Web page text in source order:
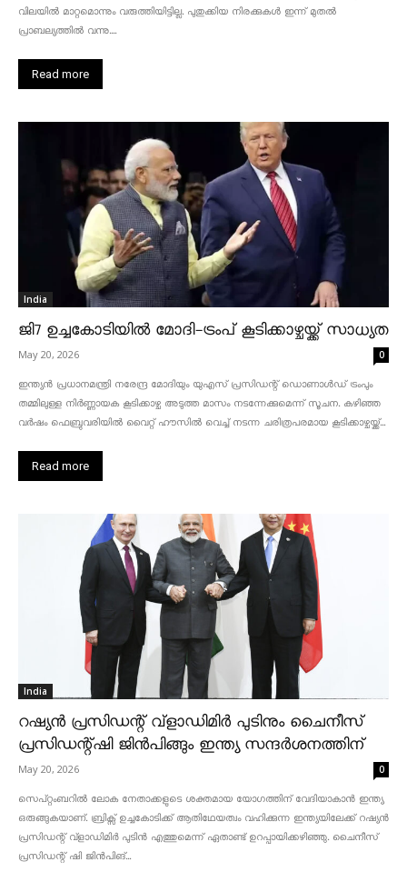
വിലയിൽ മാറ്റമൊന്നും വരുത്തിയിട്ടില്ല. പുതുക്കിയ നിരക്കുകൾ ഇന്ന് മുതൽ
പ്രാബല്യത്തിൽ വന്നു....
Read more
India
ജി7 ഉച്ചകോടിയിൽ മോദി-ട്രംപ് കൂടിക്കാഴ്ചയ്ക്ക് സാധ്യത
May 20, 2026 0
ഇന്ത്യൻ പ്രധാനമന്ത്രി നരേന്ദ്ര മോദിയും യുഎസ് പ്രസിഡന്റ് ഡൊണാൾഡ് ട്രംപും
തമ്മിലുള്ള നിർണ്ണായക കൂടിക്കാഴ്ച അടുത്ത മാസം നടന്നേക്കുമെന്ന് സൂചന. കഴിഞ്ഞ
വർഷം ഫെബ്രുവരിയിൽ വൈറ്റ് ഹൗസിൽ വെച്ച് നടന്ന ചരിത്രപരമായ കൂടിക്കാഴ്ചയ്ക്ക്...
Read more
India
റഷ്യൻ പ്രസിഡന്റ് വ്‌ളാഡിമിർ പുടിനും ചൈനീസ്
പ്രസിഡന്റ്ഷി ജിൻപിങ്ങും ഇന്ത്യ സന്ദർശനത്തിന്
May 20, 2026 0
സെപ്റ്റംബറിൽ ലോക നേതാക്കളുടെ ശക്തമായ യോഗത്തിന് വേദിയാകാൻ ഇന്ത്യ
ഒരുങ്ങുകയാണ്. ബ്രിക്സ് ഉച്ചകോടിക്ക് ആതിഥേയത്വം വഹിക്കുന്ന ഇന്ത്യയിലേക്ക് റഷ്യൻ
പ്രസിഡന്റ് വ്‌ളാഡിമിർ പുടിൻ എത്തുമെന്ന് ഏതാണ്ട് ഉറപ്പായിക്കഴിഞ്ഞു. ചൈനീസ്
പ്രസിഡന്റ് ഷി ജിൻപിങ്...